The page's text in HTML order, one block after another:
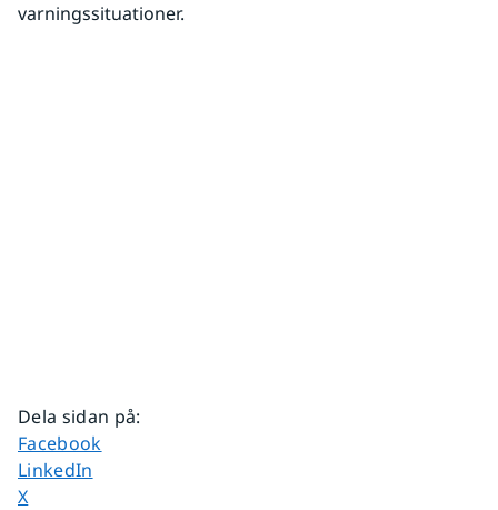
varningssituationer.
Dela sidan på:
Dela sidan på
Facebook
Dela sidan på
LinkedIn
Dela sidan på
X